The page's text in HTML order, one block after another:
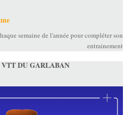
semaine de l'année pour compléter son
entrainement
DU GARLABAN